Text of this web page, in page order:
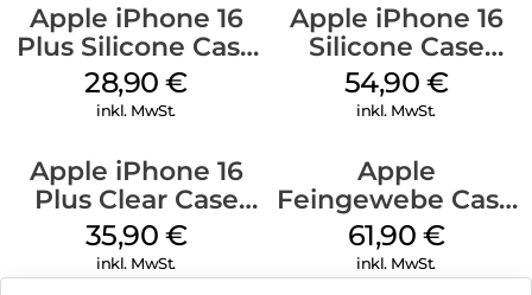
Apple iPhone 16
Plus Silicone Case
MagSafe Black
28,90€
inkl. MwSt.
Apple iPhone 16
Silicone Case
MagSafe Black
54,90 €
inkl. MwSt.
Apple iPhone 16
Plus Clear Case
MagSafe
Transparent
35,90 €
inkl. MwSt.
Apple
Feingewebe Case
iPhone 15 Pro
MagSafe Schwarz
61,90 €
inkl. MwSt.